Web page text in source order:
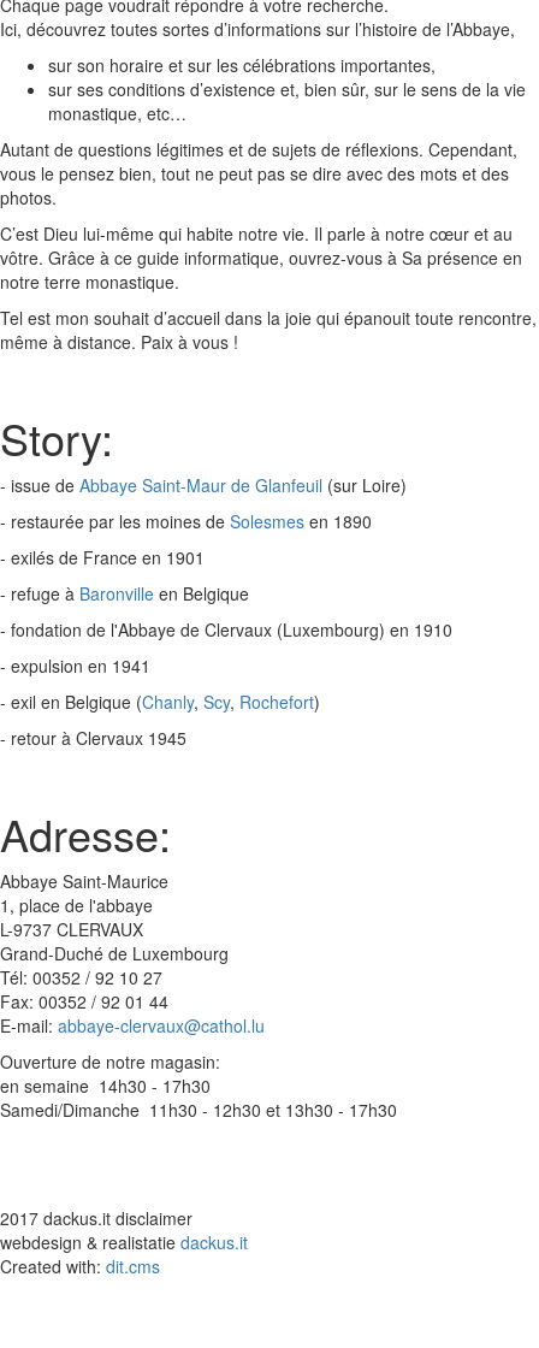
Ici, découvrez toutes sortes d’informations sur l’histoire de l’Abbaye,
sur son horaire et sur les célébrations importantes,
sur ses conditions d’existence et, bien sûr, sur le sens de la vie
monastique, etc…
Autant de questions légitimes et de sujets de réﬂexions. Cependant,
vous le pensez bien, tout ne peut pas se dire avec des mots et des
photos.
C’est Dieu lui-même qui habite notre vie. Il parle à notre cœur et au
vôtre. Grâce à ce guide informatique, ouvrez-vous à Sa présence en
notre terre monastique.
Tel est mon souhait d’accueil dans la joie qui épanouit toute rencontre,
même à distance. Paix à vous !
Story:
- issue de Abbaye Saint-Maur de Glanfeuil (sur Loire)
- restaurée par les moines de Solesmes en 1890
- exilés de France en 1901
- refuge à Baronville en Belgique
- fondation de l'Abbaye de Clervaux (Luxembourg) en 1910
- expulsion en 1941
- exil en Belgique (Chanly, Scy, Rochefort)
- retour à Clervaux 1945
Adresse:
Abbaye Saint-Maurice
1, place de l'abbaye
L-9737 CLERVAUX
Grand-Duché de Luxembourg
Tél: 00352 / 92 10 27
Fax: 00352 / 92 01 44
E-mail: abbaye-clervaux@cathol.lu
Ouverture de notre magasin:
en semaine 14h30 - 17h30
Samedi/Dimanche 11h30 - 12h30 et 13h30 - 17h30
2017 dackus.it disclaimer
webdesign & realistatie dackus.it
Created with: dit.cms